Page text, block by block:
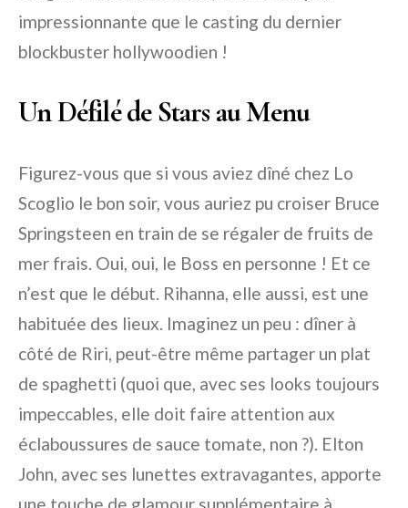
impressionnante que le casting du dernier
blockbuster hollywoodien !
Un Défilé de Stars au Menu
Figurez-vous que si vous aviez dîné chez Lo
Scoglio le bon soir, vous auriez pu croiser Bruce
Springsteen en train de se régaler de fruits de
mer frais. Oui, oui, le Boss en personne ! Et ce
n’est que le début. Rihanna, elle aussi, est une
habituée des lieux. Imaginez un peu : dîner à
côté de Riri, peut-être même partager un plat
de spaghetti (quoi que, avec ses looks toujours
impeccables, elle doit faire attention aux
éclaboussures de sauce tomate, non ?). Elton
John, avec ses lunettes extravagantes, apporte
une touche de glamour supplémentaire à